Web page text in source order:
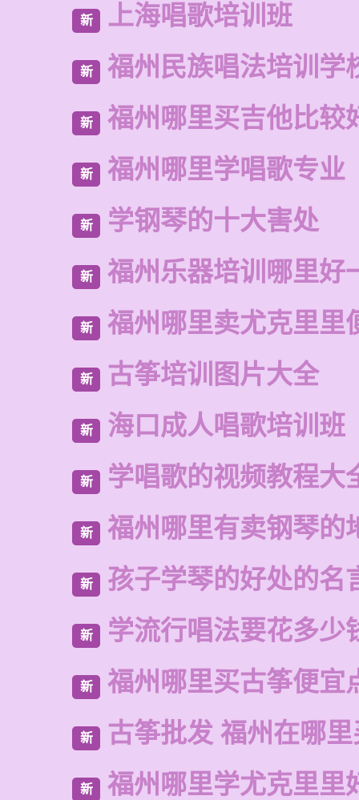
新 上海唱歌培训班
新 福州民族唱法培训学
新 福州哪里买吉他比较
新 福州哪里学唱歌专业
新 学钢琴的十大害处
新 福州乐器培训哪里好
新 福州哪里卖尤克里里
新 古筝培训图片大全
新 海口成人唱歌培训班
新 学唱歌的视频教程大
新 福州哪里有卖钢琴的
新 孩子学琴的好处的名
新 学流行唱法要花多少
新 福州哪里买古筝便宜
新 古筝批发 福州在哪
新 福州哪里学尤克里里